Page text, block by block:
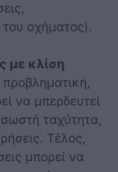
οχήματος).
με κλίση
προβληματική,
να μπερδευτεί
σωστή ταχύτητα,
Τέλος,
μπορεί να